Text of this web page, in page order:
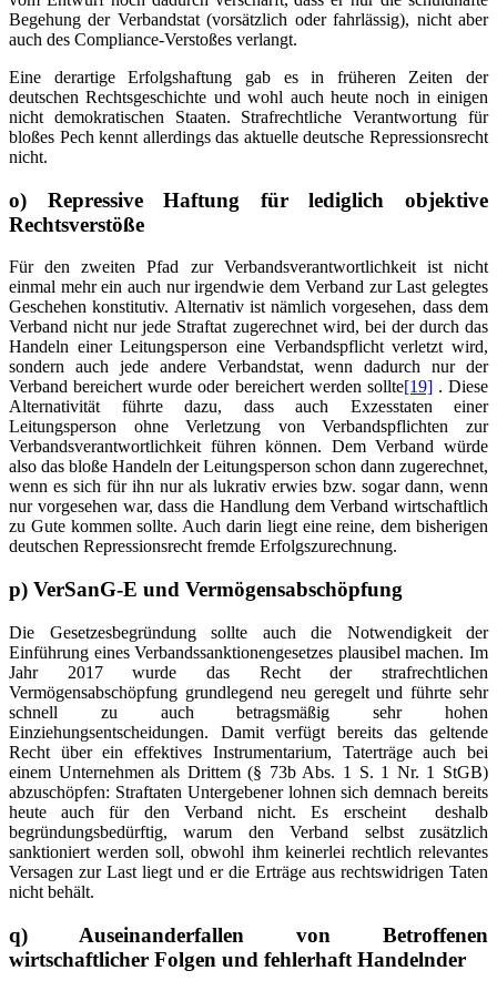
Begehung der Verbandstat (vorsätzlich oder fahrlässig), nicht aber
auch des Compliance-Verstoßes verlangt.
Eine derartige Erfolgshaftung gab es in früheren Zeiten der
deutschen Rechtsgeschichte und wohl auch heute noch in einigen
nicht demokratischen Staaten. Strafrechtliche Verantwortung für
bloßes Pech kennt allerdings das aktuelle deutsche Repressionsrecht
nicht.
o) Repressive Haftung für lediglich objektive
Rechtsverstöße
Für den zweiten Pfad zur Verbandsverantwortlichkeit ist nicht
einmal mehr ein auch nur irgendwie dem Verband zur Last gelegtes
Geschehen konstitutiv. Alternativ ist nämlich vorgesehen, dass dem
Verband nicht nur jede Straftat zugerechnet wird, bei der durch das
Handeln einer Leitungsperson eine Verbandspflicht verletzt wird,
sondern auch jede andere Verbandstat, wenn dadurch nur der
Verband bereichert wurde oder bereichert werden sollte[19]. Diese
Alternativität führte dazu, dass auch Exzesstaten einer
Leitungsperson ohne Verletzung von Verbandspflichten zur
Verbandsverantwortlichkeit führen können. Dem Verband würde
also das bloße Handeln der Leitungsperson schon dann zugerechnet,
wenn es sich für ihn nur als lukrativ erwies bzw. sogar dann, wenn
nur vorgesehen war, dass die Handlung dem Verband wirtschaftlich
zu Gute kommen sollte. Auch darin liegt eine reine, dem bisherigen
deutschen Repressionsrecht fremde Erfolgszurechnung.
p) VerSanG-E und Vermögensabschöpfung
Die Gesetzesbegründung sollte auch die Notwendigkeit der
Einführung eines Verbandssanktionengesetzes plausibel machen. Im
Jahr 2017 wurde das Recht der strafrechtlichen
Vermögensabschöpfung grundlegend neu geregelt und führte sehr
schnell zu auch betragsmäßig sehr hohen
Einziehungsentscheidungen. Damit verfügt bereits das geltende
Recht über ein effektives Instrumentarium, Taterträge auch bei
einem Unternehmen als Drittem (§ 73b Abs. 1 S. 1 Nr. 1 StGB)
abzuschöpfen: Straftaten Untergebener lohnen sich demnach bereits
heute auch für den Verband nicht. Es erscheint deshalb
begründungsbedürftig, warum den Verband selbst zusätzlich
sanktioniert werden soll, obwohl ihm keinerlei rechtlich relevantes
Versagen zur Last liegt und er die Erträge aus rechtswidrigen Taten
nicht behält.
q) Auseinanderfallen von Betroffenen
wirtschaftlicher Folgen und fehlerhaft Handelnder